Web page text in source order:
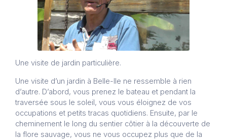
Une visite de jardin particulière.
Une visite d’un jardin à Belle-Ile ne ressemble à rien
d’autre. D’abord, vous prenez le bateau et pendant la
traversée sous le soleil, vous vous éloignez de vos
occupations et petits tracas quotidiens. Ensuite, par le
cheminement le long du sentier côtier à la découverte de
la flore sauvage, vous ne vous occupez plus que de la